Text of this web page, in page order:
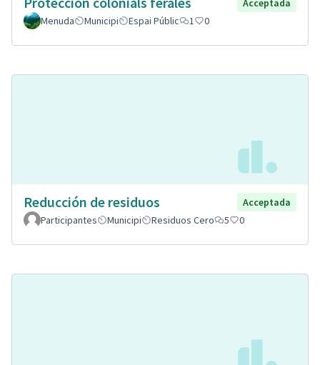
Acceptada
Menuda
Municipi Espai Públic 1 0
Reducción de residuos
Acceptada
Participantes
Municipi Residuos Cero 5 0